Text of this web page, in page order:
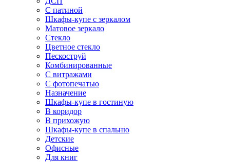
С патиной
Шкафы-купе с зеркалом
Матовое зеркало
Стекло
Цветное стекло
Пескоструй
Комбинированные
С витражами
С фотопечатью
Назначение
Шкафы-купе в гостиную
В коридор
В прихожую
Шкафы-купе в спальню
Детские
Офисные
Для книг